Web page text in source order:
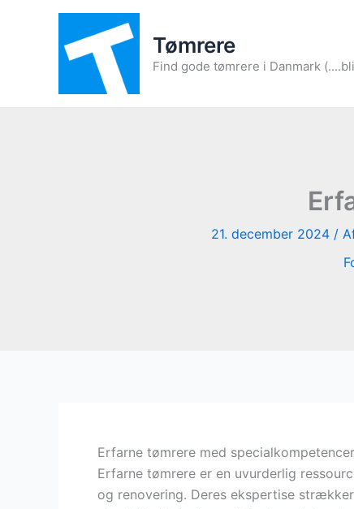
Tømrere
Find gode tømrere i Danmark
21. december 2024 /
Erfarne tømrere med
Erfarne tømrere er en uvurderlig
og renovering. Deres ekspertise